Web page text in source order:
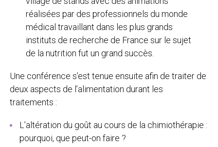
réalisées par des professionnels du monde
médical travaillant dans les plus grands
instituts de recherche de France sur le sujet
de la nutrition fut un grand succès.
Une conférence s’est tenue ensuite afin de traiter de
deux aspects de l’alimentation durant les
traitements :
L’altération du goût au cours de la chimiothérapie :
pourquoi, que peut-on faire ?